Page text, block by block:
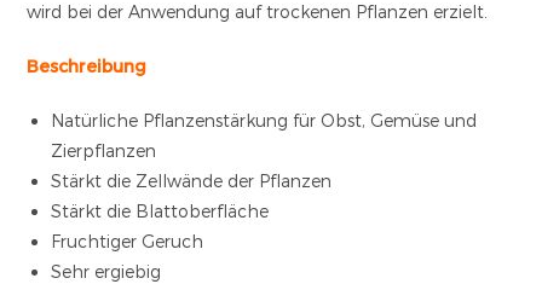
wird bei der Anwendung auf trockenen Pflanzen erzielt.
Beschreibung
Natürliche Pflanzenstärkung für Obst, Gemüse und
Zierpflanzen
Stärkt die Zellwände der Pflanzen
Stärkt die Blattoberfläche
Fruchtiger Geruch
Sehr ergiebig